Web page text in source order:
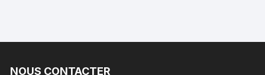
NOUS CONTACTER